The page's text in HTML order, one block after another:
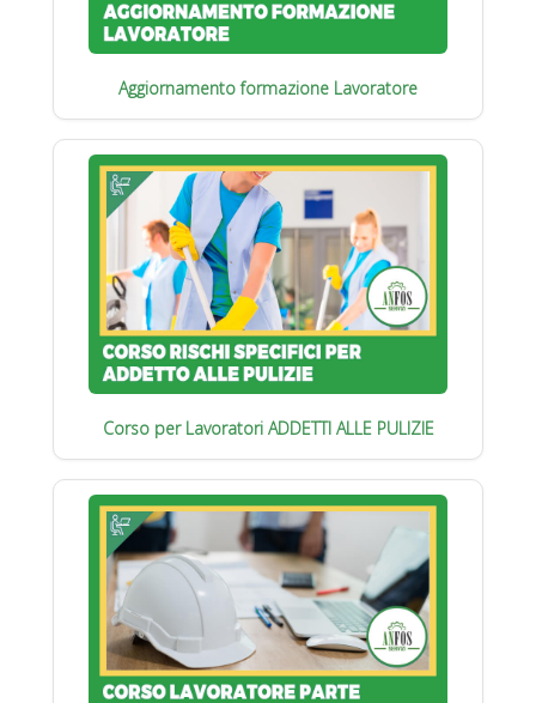
Aggiornamento formazione Lavoratore
Corso per Lavoratori ADDETTI ALLE PULIZIE